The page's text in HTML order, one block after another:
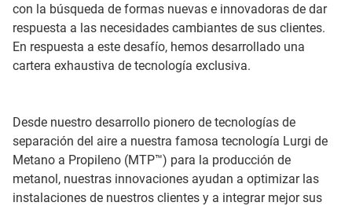
con la búsqueda de formas nuevas e innovadoras de dar
respuesta a las necesidades cambiantes de sus clientes.
En respuesta a este desafío, hemos desarrollado una
cartera exhaustiva de tecnología exclusiva.
Desde nuestro desarrollo pionero de tecnologías de
separación del aire a nuestra famosa tecnología Lurgi de
Metano a Propileno (MTP™) para la producción de
metanol, nuestras innovaciones ayudan a optimizar las
instalaciones de nuestros clientes y a integrar mejor sus